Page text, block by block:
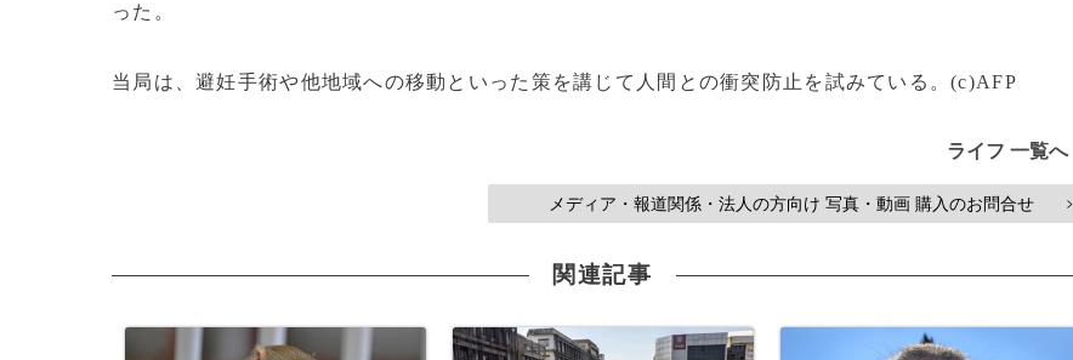
った。
当局は、避妊手術や他地域への移動といった策を講じて人間との衝突防止を試みている。(c)AFP
ライフ 一覧へ
メディア・報道関係・法人の方向け 写真・動画 購入のお問合せ >
関連記事